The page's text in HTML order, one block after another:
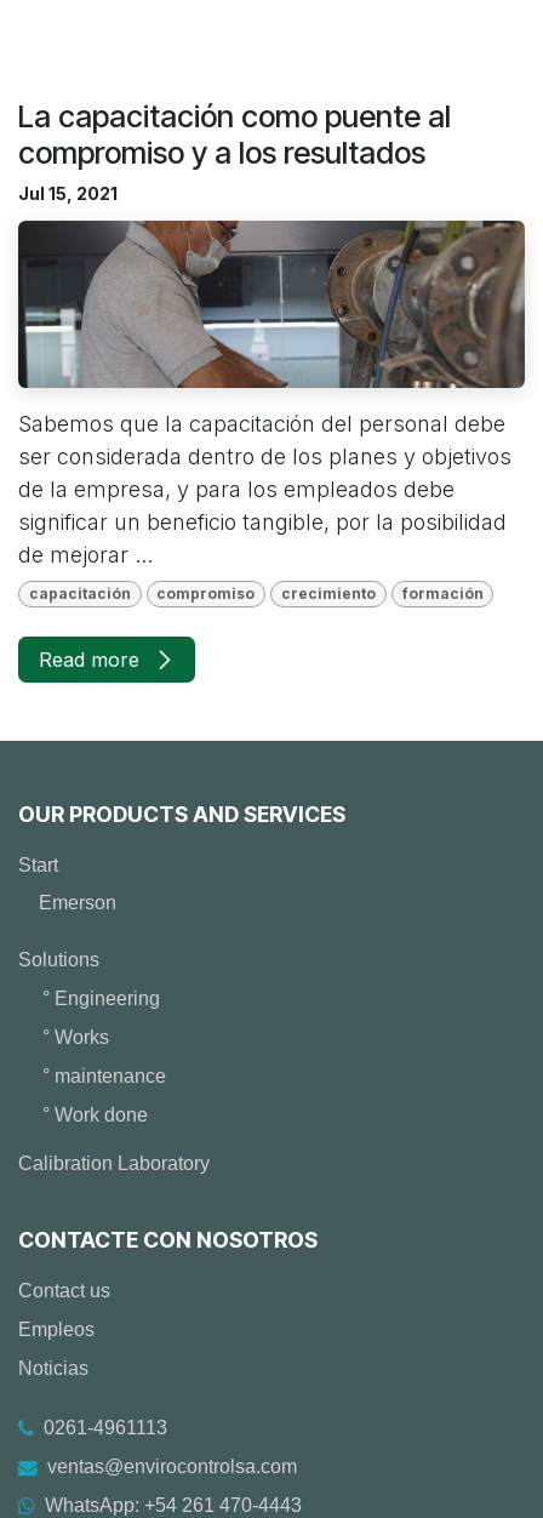
La capacitación como puente al
compromiso y a los resultados
Jul 15, 2021
Sabemos que la capacitación del personal debe
ser considerada dentro de los planes y objetivos
de la empresa, y para los empleados debe
significar un beneficio tangible, por la posibilidad
de mejorar ...
capacitación compromiso crecimiento formación
Read more
OUR PRODUCTS AND SERVICES
Start
Emerson
Solutions
° Engineering
° Works
° maintenance
° Work done
Calibration Laboratory
CONTACTE CON NOSOTROS
Contact us
Empleos
Noticias
0261-4961113
ventas@envirocontrolsa.com
WhatsApp: +54 261 470-4443